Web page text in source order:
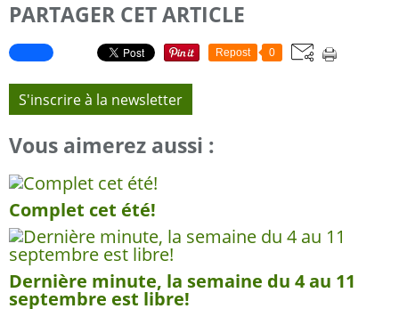
PARTAGER CET ARTICLE
Repost 0
S'inscrire à la newsletter
Vous aimerez aussi :
Complet cet été!
Dernière minute, la semaine du 4 au 11
septembre est libre!